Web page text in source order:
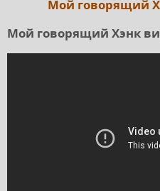
Мой говорящий
Мой говорящий Хэнк